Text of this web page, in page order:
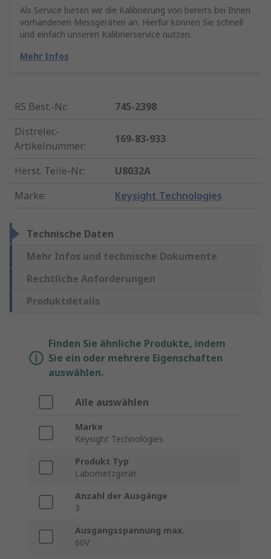
Als Service bieten wir die Kalibrierung von bereits bei Ihnen
vorhandenen Messgeräten an. Hierfür können Sie schnell
und einfach unseren Kalibrierservice nutzen.
Mehr Infos
RS Best.-Nr.:
745-2398
Distrelec-
Artikelnummer:
169-83-933
Herst. Teile-Nr.:
U8032A
Marke: Keysight Technologies
Technische Daten
Mehr Infos und technische Dokumente
Rechtliche Anforderungen
Produktdetails
Finden Sie ähnliche Produkte, indem
Sie ein oder mehrere Eigenschaften
auswählen.
Alle auswählen
Marke
Keysight Technologies
Produkt Typ
Labornetzgerät
Anzahl der Ausgänge
3
Ausgangsspannung max.
60V